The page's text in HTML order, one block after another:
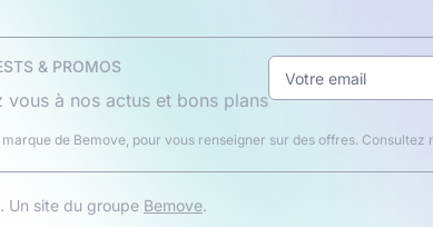
& PROMOS
vous à nos actus et bons plans
de Bemove, pour vous renseigner sur des offres. Consultez
Un site du groupe Bemove.